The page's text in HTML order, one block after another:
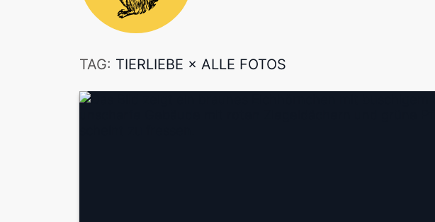
TAG: TIERLIEBE × ALLE FOTOS